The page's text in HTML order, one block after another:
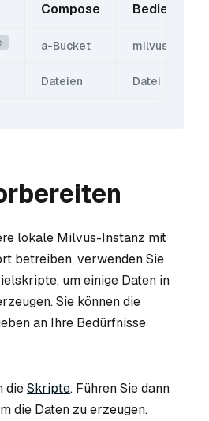
Compose
Bediener
a-Bucket milvus-
Dateien Datei
lokale Milvus-Instanz mit
betreiben, verwenden Sie
um einige Daten in
Sie können die
an Ihre Bedürfnisse
dieSkripte. Führen Sie dann
die Daten zu erzeugen.